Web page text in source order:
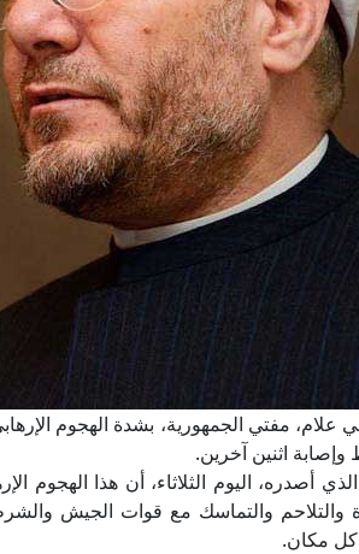
علام، مفتي الجمهورية، بشدة الهجوم
وإصابة اثنين آخرين.
أصدره، اليوم الثلاثاء، أن هذا الهجوم
والتلاحم والتماسك مع قوات الجيش
كل مكان.